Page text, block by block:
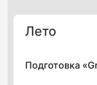
Лето
Подготовка «